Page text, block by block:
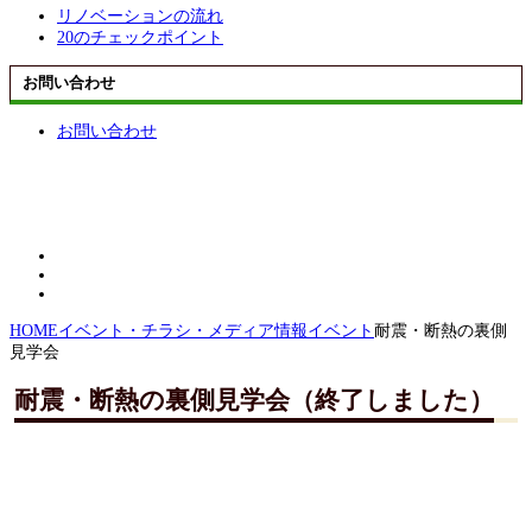
リノベーションの流れ
20のチェックポイント
お問い合わせ
お問い合わせ
HOMEイベント・チラシ・メディア情報イベント 耐震・断熱の裏側
見学会
耐震・断熱の裏側見学会（終了しました）